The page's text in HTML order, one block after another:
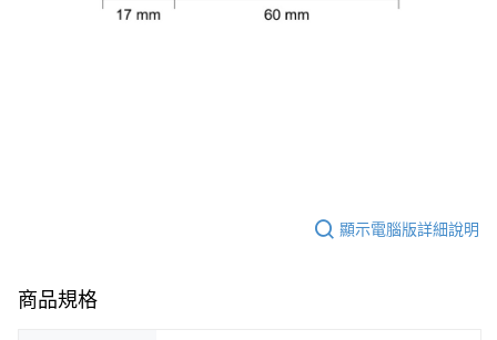
顯示電腦版詳細說明
商品規格